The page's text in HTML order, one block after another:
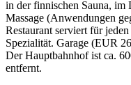
in der finnischen Sauna, im
Massage (Anwendungen
Restaurant serviert für
Spezialität. Garage (EUR
Der Hauptbahnhof ist ca.
entfernt.